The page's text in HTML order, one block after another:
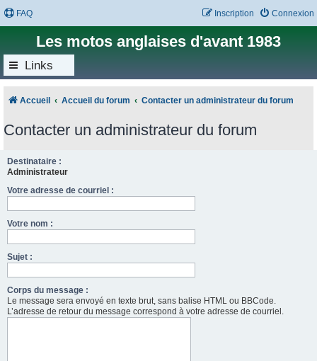
FAQ Connexion
Inscription
Les motos anglaises d'avant 1983
Links
Accueil Accueil du forum Contacter un administrateur du forum
Contacter un administrateur du forum
Destinataire :
Administrateur
Votre adresse de courriel :
Votre nom :
Sujet :
Corps du message :
Le message sera envoyé en texte brut, sans balise HTML ou BBCode.
L’adresse de retour du message correspond à votre adresse de courriel.